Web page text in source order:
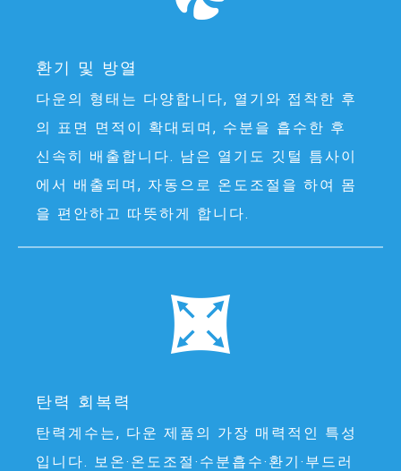
환기 및 방열
다운의 형태는 다양합니다, 열기와 접착한 후
의 표면 면적이 확대되며, 수분을 흡수한 후
신속히 배출합니다. 남은 열기도 깃털 틈사이
에서 배출되며, 자동으로 온도조절을 하여 몸
을 편안하고 따뜻하게 합니다.
탄력 회복력
탄력계수는, 다운 제품의 가장 매력적인 특성
입니다. 보온‧온도조절‧수분흡수‧환기‧부드러